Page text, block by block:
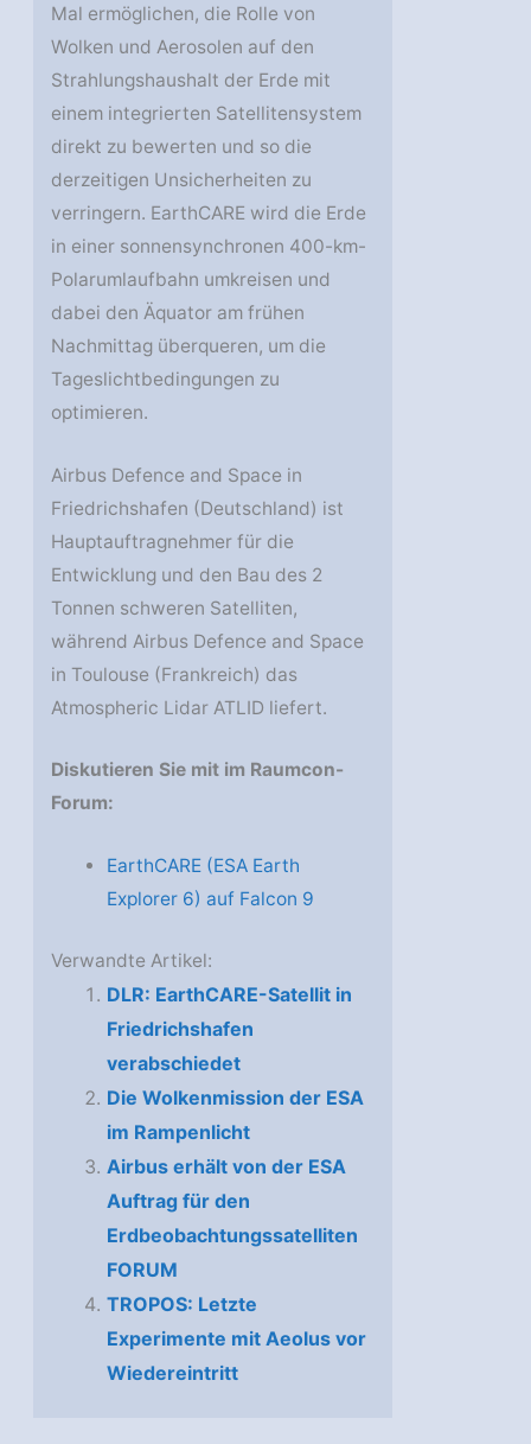
Mal ermöglichen, die Rolle von
Wolken und Aerosolen auf den
Strahlungshaushalt der Erde mit
einem integrierten Satellitensystem
direkt zu bewerten und so die
derzeitigen Unsicherheiten zu
verringern. EarthCARE wird die Erde
in einer sonnensynchronen 400-km-
Polarumlaufbahn umkreisen und
dabei den Äquator am frühen
Nachmittag überqueren, um die
Tageslichtbedingungen zu
optimieren.
Airbus Defence and Space in
Friedrichshafen (Deutschland) ist
Hauptauftragnehmer für die
Entwicklung und den Bau des 2
Tonnen schweren Satelliten,
während Airbus Defence and Space
in Toulouse (Frankreich) das
Atmospheric Lidar ATLID liefert.
Diskutieren Sie mit im Raumcon-
Forum:
EarthCARE (ESA Earth
Explorer 6) auf Falcon 9
Verwandte Artikel:
DLR: EarthCARE-Satellit in
Friedrichshafen
verabschiedet
Die Wolkenmission der ESA
im Rampenlicht
Airbus erhält von der ESA
Auftrag für den
Erdbeobachtungssatelliten
FORUM
TROPOS: Letzte
Experimente mit Aeolus vor
Wiedereintritt